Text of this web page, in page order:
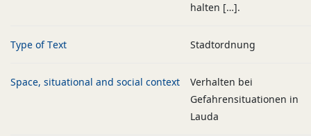
halten […].
Type of Text Stadtordnung
Space, situational and social context
Verhalten bei
Gefahrensituationen in
Lauda